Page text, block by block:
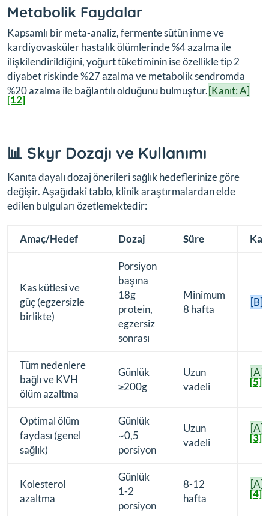
Metabolik Faydalar
Kapsamlı bir meta-analiz, fermente sütün inme ve
kardiyovasküler hastalık ölümlerinde %4 azalma ile
ilişkilendirildiğini, yoğurt tüketiminin ise özellikle tip 2
diyabet riskinde %27 azalma ve metabolik sendromda
%20 azalma ile bağlantılı olduğunu bulmuştur.[Kanıt: A]
[12]
📊 Skyr Dozajı ve Kullanımı
Kanıta dayalı dozaj önerileri sağlık hedeflerinize göre
değişir. Aşağıdaki tablo, klinik araştırmalardan elde
edilen bulguları özetlemektedir:
Amaç/Hedef Dozaj Süre
Kas kütlesi ve
güç (egzersizle
birlikte)
Porsiyon
başına
18g
protein,
egzersiz
sonrası
Minimum
8 hafta
[B]
Tüm nedenlere
bağlı ve KVH
ölüm azaltma
Günlük
≥200g
Uzun
vadeli
[A]
[5]
Optimal ölüm
faydası (genel
sağlık)
Günlük
~0,5
porsiyon
Uzun
vadeli
[A]
[3]
Kolesterol
azaltma
Günlük
1-2
porsiyon
8-12
hafta
[A]
[4]